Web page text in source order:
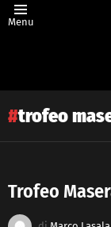
Menu
trofeo
Latest
Trofeo